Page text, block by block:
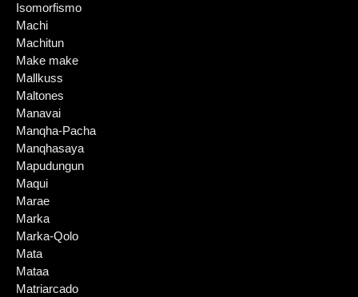
Isomorfismo
Machi
Machitun
Make make
Mallkuss
Maltones
Manavai
Manqha-Pacha
Manqhasaya
Mapudungun
Maqui
Marae
Marka
Marka-Qolo
Mata
Mataa
Matriarcado